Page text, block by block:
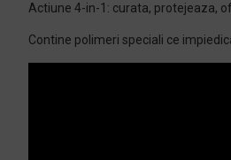
Actiune 4-in-1: curata, protejeaza,
Contine polimeri speciali ce